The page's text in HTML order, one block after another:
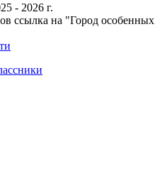
- 2026 г.
ссылка на "Город особенных